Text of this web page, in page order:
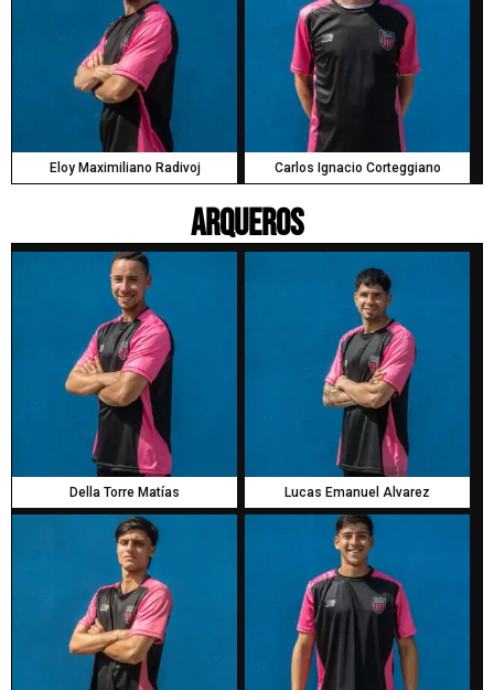
Eloy Maximiliano Radivoj Carlos Ignacio Corteggiano
Arqueros
Della Torre Matías Lucas Emanuel Alvarez